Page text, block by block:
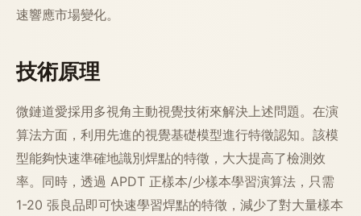
速響應市場變化。
技術原理
微鏈道愛採用多視角主動視覺技術來解決上述問題。在演
算法方面，利用先進的視覺基礎模型進行特徵認知。該模
型能夠快速準確地識別焊點的特徵，大大提高了檢測效
率。同時，透過 APDT 正樣本/少樣本學習演算法，只需
1-20 張良品即可快速學習焊點的特徵，減少了對大量樣本